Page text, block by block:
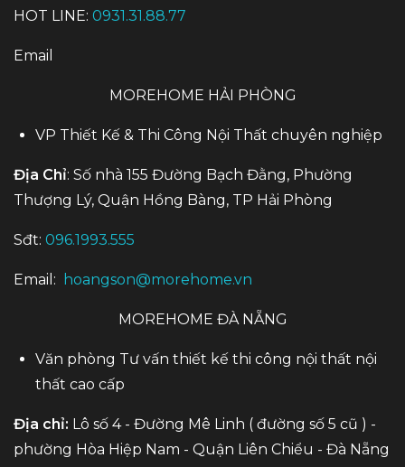
HOT LINE: 0931.31.88.77
Email
MOREHOME HẢI PHÒNG
VP Thiết Kế & Thi Công Nội Thất chuyên nghiệp
Địa Chỉ: Số nhà 155 Đường Bạch Đằng, Phường
Thượng Lý, Quận Hồng Bàng, TP Hải Phòng
Sđt: 096.1993.555
Email: hoangson@morehome.vn
MOREHOME ĐÀ NẴNG
Văn phòng Tư vấn thiết kế thi công nội thất nội
thất cao cấp
Địa chỉ: Lô số 4 - Đường Mê Linh ( đường số 5 cũ ) -
phường Hòa Hiệp Nam - Quận Liên Chiểu - Đà Nẵng